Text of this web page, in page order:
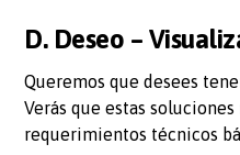
D. Deseo –
Queremos que desees
Verás que estas
requerimientos técnicos